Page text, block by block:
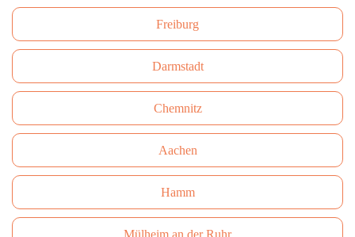
Freiburg
Darmstadt
Сhemnitz
Aachen
Hamm
Mülheim an der Ruhr